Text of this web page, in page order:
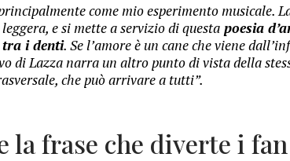
come mio esperimento musicale.
e si mette a servizio di questa poesia
i denti. Se l’amore è un cane che viene
di Lazza narra un altro punto di vista della
che può arrivare a tutti”.
la frase che diverte i fan